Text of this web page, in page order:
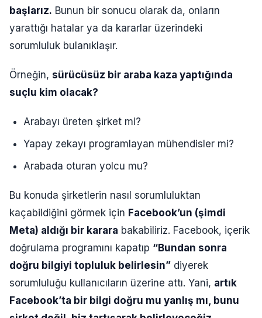
başlarız. Bunun bir sonucu olarak da, onların
yarattığı hatalar ya da kararlar üzerindeki
sorumluluk bulanıklaşır.
Örneğin, sürücüsüz bir araba kaza yaptığında
suçlu kim olacak?
Arabayı üreten şirket mi?
Yapay zekayı programlayan mühendisler mi?
Arabada oturan yolcu mu?
Bu konuda şirketlerin nasıl sorumluluktan
kaçabildiğini görmek için Facebook’un (şimdi
Meta) aldığı bir karara bakabiliriz. Facebook, içerik
doğrulama programını kapatıp “Bundan sonra
doğru bilgiyi topluluk belirlesin” diyerek
sorumluluğu kullanıcıların üzerine attı. Yani, artık
Facebook’ta bir bilgi doğru mu yanlış mı, bunu